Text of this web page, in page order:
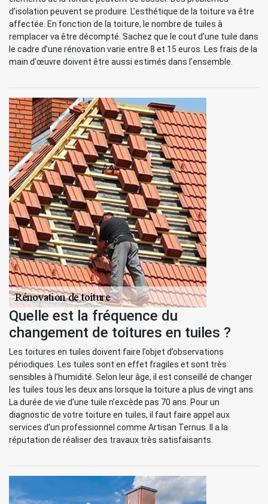
d’isolation peuvent se produire. L’esthétique de la toiture va être
affectée. En fonction de la toiture, le nombre de tuiles à
remplacer va être décompté. Sachez que le cout d’une tuile dans
le cadre d’une rénovation varie entre 8 et 15 euros. Les frais de la
main d’œuvre doivent être aussi estimés dans l’ensemble.
Quelle est la fréquence du
changement de toitures en tuiles ?
Les toitures en tuiles doivent faire l’objet d’observations
périodiques. Les tuiles sont en effet fragiles et sont très
sensibles à l’humidité. Selon leur âge, il est conseillé de changer
les tuiles tous les deux ans lorsque la toiture a plus de vingt ans.
La durée de vie d’une tuile n’excède pas 70 ans. Pour un
diagnostic de votre toiture en tuiles, il faut faire appel aux
services d’un professionnel comme Artisan Ternus. Il a la
réputation de réaliser des travaux très satisfaisants.